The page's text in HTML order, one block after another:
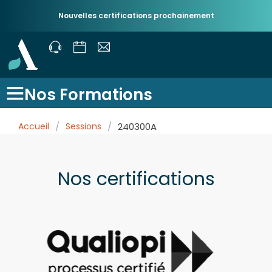
Nouvelles certifications prochainement
Nos Formations
Accueil / Sessions / 240300A
Nos certifications